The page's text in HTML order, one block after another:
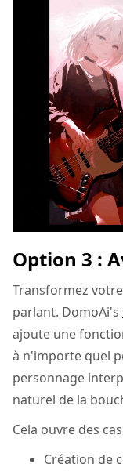
Option 3 :
Transformez
parlant. DomoAi's
ajoute une
à n'importe quel
personnage
naturel de la
Cela ouvre des
Création de